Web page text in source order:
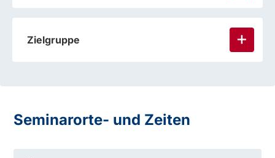
Zielgruppe
Seminarorte- und Zeiten